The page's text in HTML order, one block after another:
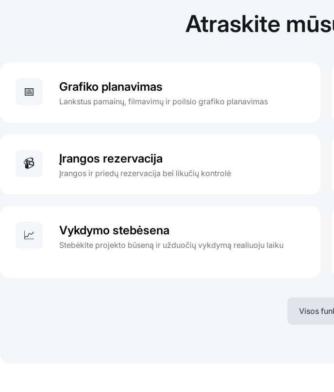
Atraskite
📅 Grafiko planavimas
Lankstus pamainų, filmavimų ir poilsio grafiko planavimas
📹 Įrangos rezervacija
Įrangos ir priedų rezervacija bei likučių kontrolė
📈 Vykdymo stebėsena
Stebėkite projekto būseną ir užduočių vykdymą realiuoju laiku
Visos